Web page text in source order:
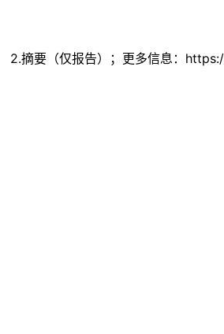
摘要（仅报告）；更多信息：